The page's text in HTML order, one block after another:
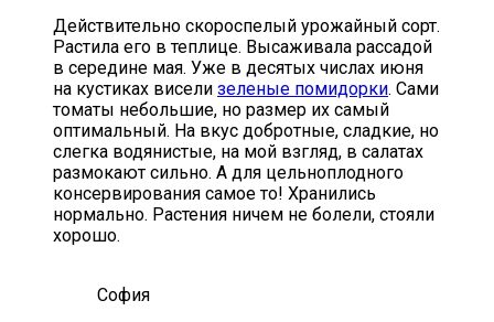
Действительно скороспелый урожайный сорт.
Растила его в теплице. Высаживала рассадой
в середине мая. Уже в десятых числах июня
на кустиках висели зеленые помидорки. Сами
томаты небольшие, но размер их самый
оптимальный. На вкус добротные, сладкие, но
слегка водянистые, на мой взгляд, в салатах
размокают сильно. А для цельноплодного
консервирования самое то! Хранились
нормально. Растения ничем не болели, стояли
хорошо.
София